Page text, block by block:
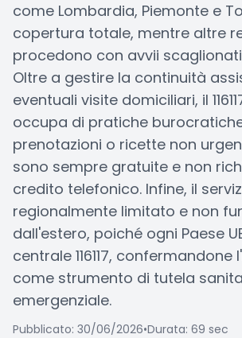
come Lombardia, Piemonte e
copertura totale, mentre altre
procedono con avvii
Oltre a gestire la continuità
eventuali visite domiciliari, il
occupa di pratiche
prenotazioni o ricette non
sono sempre gratuite e non
credito telefonico. Infine, il
regionalmente limitato e non
dall'estero, poiché ogni Paese
centrale 116117,
come strumento di tutela
emergenziale.
Pubblicato: 30/06/2026•Durata: 69 sec